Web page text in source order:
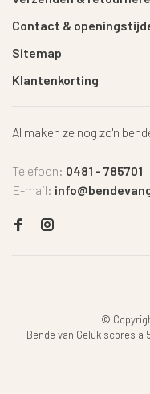
Contact &
Sitemap
Klantenkorting
Al maken ze nog zo'n
Telefoon: 0481 - 785701
E-mail:
©
- Bende van Geluk scores a 5